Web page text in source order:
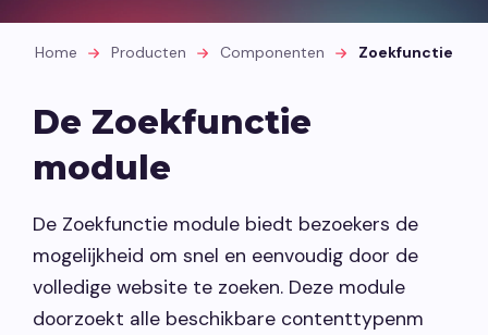
Over ons
Branches
Reviews
Vacatures
Contact opnemen
Home Producten Componenten Zoekfunctie
De Zoekfunctie
module
De Zoekfunctie module biedt bezoekers de
mogelijkheid om snel en eenvoudig door de
volledige website te zoeken. Deze module
doorzoekt alle beschikbare contenttypenm